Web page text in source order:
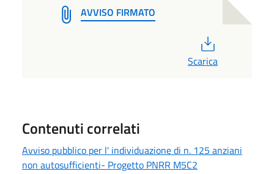
AVVISO FIRMATO
Scarica
Contenuti correlati
Avviso pubblico per l' individuazione di n. 125 anziani
non autosufficienti- Progetto PNRR M5C2